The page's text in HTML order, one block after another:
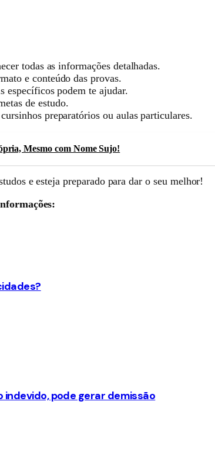
todas as informações detalhadas.
e conteúdo das provas.
específicos podem te ajudar.
de estudo.
preparatórios ou aulas particulares.
Mesmo com Nome Sujo!
e esteja preparado para dar o seu melhor!
pode gerar demissão